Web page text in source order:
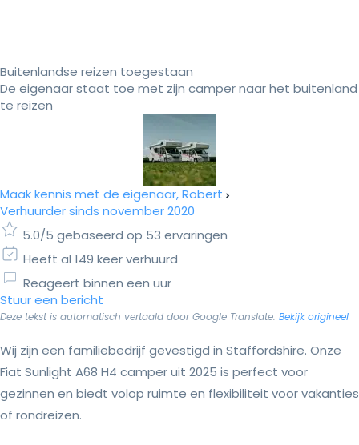
Buitenlandse reizen toegestaan
De eigenaar staat toe met zijn camper naar het buitenland
te reizen
Maak kennis met de eigenaar, Robert
Verhuurder sinds november 2020
5.0/5 gebaseerd op 53 ervaringen
Heeft al 149 keer verhuurd
Reageert binnen een uur
Stuur een bericht
Deze tekst is automatisch vertaald door Google Translate. Bekijk origineel
Wij zijn een familiebedrijf gevestigd in Staffordshire. Onze
Fiat Sunlight A68 H4 camper uit 2025 is perfect voor
gezinnen en biedt volop ruimte en flexibiliteit voor vakanties
of rondreizen.